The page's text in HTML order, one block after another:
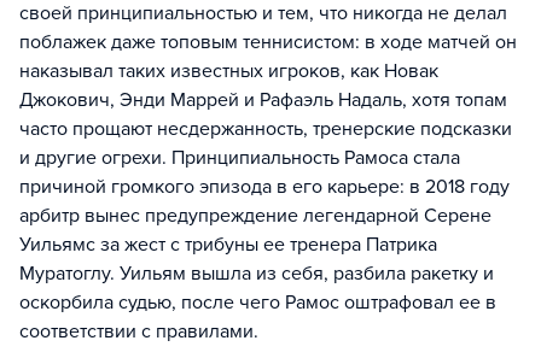
своей принципиальностью и тем, что никогда не делал
поблажек даже топовым теннисистом: в ходе матчей он
наказывал таких известных игроков, как Новак
Джокович, Энди Маррей и Рафаэль Надаль, хотя топам
часто прощают несдержанность, тренерские подсказки
и другие огрехи. Принципиальность Рамоса стала
причиной громкого эпизода в его карьере: в 2018 году
арбитр вынес предупреждение легендарной Серене
Уильямс за жест с трибуны ее тренера Патрика
Муратоглу. Уильям вышла из себя, разбила ракетку и
оскорбила судью, после чего Рамос оштрафовал ее в
соответствии с правилами.